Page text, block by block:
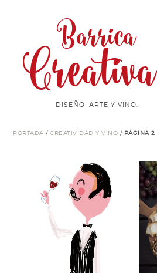
Barrica
Creativa
DISEÑO, ARTE Y VINO.
PORTADA /CREATIVIDAD Y VINO / PÁGINA 2